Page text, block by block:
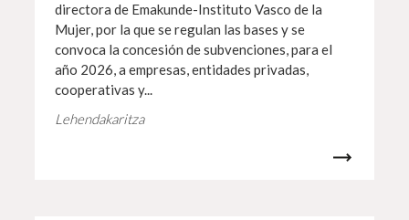
directora de Emakunde-Instituto Vasco de la
Mujer, por la que se regulan las bases y se
convoca la concesión de subvenciones, para el
año 2026, a empresas, entidades privadas,
cooperativas y...
Lehendakaritza